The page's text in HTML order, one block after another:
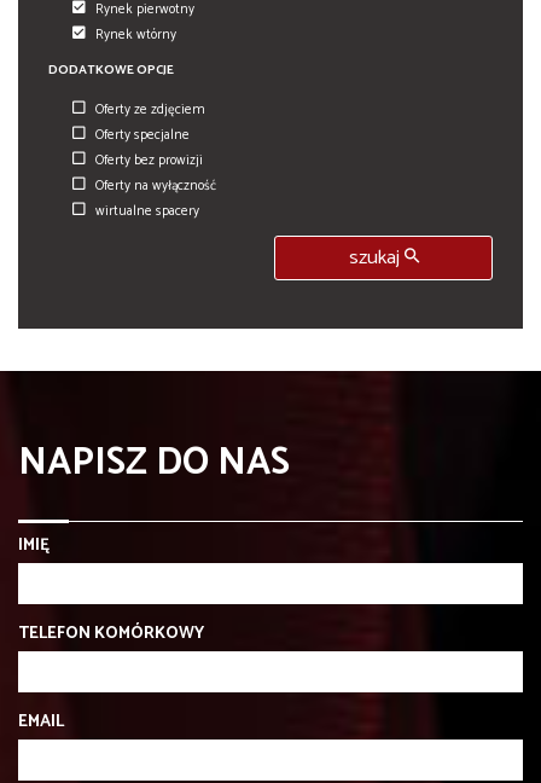
Rynek pierwotny
Rynek wtórny
DODATKOWE OPCJE
Oferty ze zdjęciem
Oferty specjalne
Oferty bez prowizji
Oferty na wyłączność
wirtualne spacery
szukaj
NAPISZ DO NAS
IMIĘ
TELEFON KOMÓRKOWY
EMAIL